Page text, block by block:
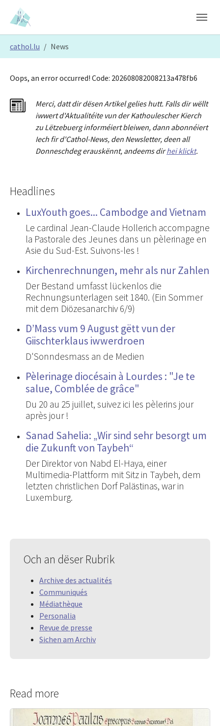
Skip to main content
Skip to page footer
cathol.lu News
Oops, an error occurred! Code: 202608082008213a478fb6
Merci, dattdir dësen Artikel gelies hutt. Falls dir wëllt
iwwert d'Aktualitéite vun der Kathoulescher Kierch
zu Lëtzebuerg informéiert bleiwen, dann abonnéiert
Iech fir d'Cathol-News, den Newsletter, deen all
Donneschdeg erauskënnt, andeems dirhei klickt.
Headlines
LuxYouth goes... Cambodge and Vietnam
Le cardinal Jean-Claude Hollerich accompagne
la Pastorale des Jeunes dans un pèlerinage en
Asie du Sud-Est. Suivons-les !
Kirchenrechnungen, mehr als nur Zahlen
Der Bestand umfasst lückenlos die
Rechnungsunterlagen seit 1840. (Ein Sommer
mit dem Diözesanarchiv 6/9)
D’Mass vum 9 August gëtt vun der
Giischterklaus iwwerdroen
D'Sonndesmass an de Medien
Pèlerinage diocésain à Lourdes : "Je te
salue, Comblée de grâce"
Du 20 au 25 juillet, suivez ici les pèlerins jour
après jour !
Sanad Sahelia: „Wir sind sehr besorgt um
die Zukunft von Taybeh“
Der Direktor von Nabd El-Haya, einer
Multimedia-Plattform mit Sitz in Taybeh, dem
letzten christlichen Dorf Palästinas, war in
Luxemburg.
Och an dëser Rubrik
Archive des actualités
Communiqués
Médiathèque
Personalia
Revue de presse
Sichen am Archiv
Read more